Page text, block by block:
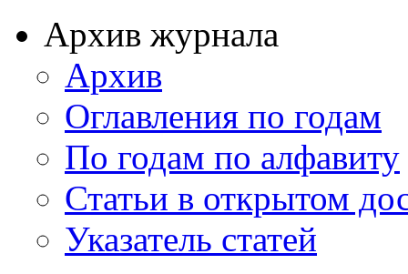
Архив журнала
Архив
Оглавления по годам
По годам по алфавиту
Статьи в открытом
Указатель статей